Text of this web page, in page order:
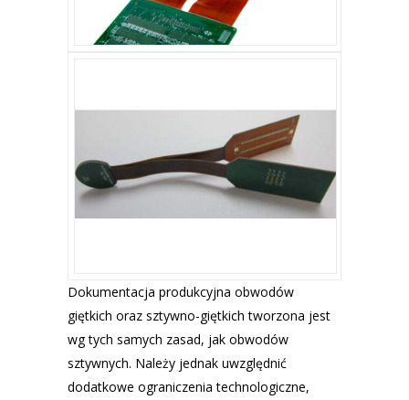
Dokumentacja produkcyjna obwodów
giętkich oraz sztywno-giętkich tworzona jest
wg tych samych zasad, jak obwodów
sztywnych. Należy jednak uwzględnić
dodatkowe ograniczenia technologiczne,